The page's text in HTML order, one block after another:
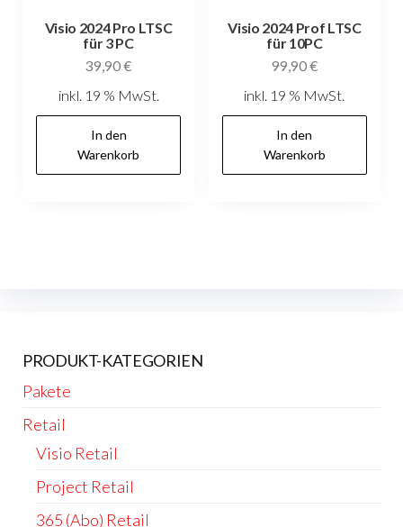
Visio 2024 Pro LTSC
für 3 PC
39,90€
inkl. 19 % MwSt.
In den
Warenkorb
Visio 2024 Prof LTSC
für 10PC
99,90€
inkl. 19 % MwSt.
In den
Warenkorb
PRODUKT-KATEGORIEN
Pakete
Retail
Visio Retail
Project Retail
365 (Abo) Retail